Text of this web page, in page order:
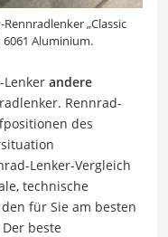
„Classic
Aluminium.
andere
Rennrad-
des
Lenker-Vergleich
technische
für Sie am besten
beste